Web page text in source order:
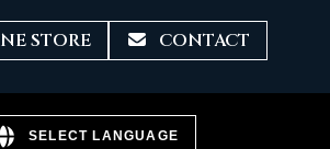
STORE CONTACT
SELECT LANGUAGE